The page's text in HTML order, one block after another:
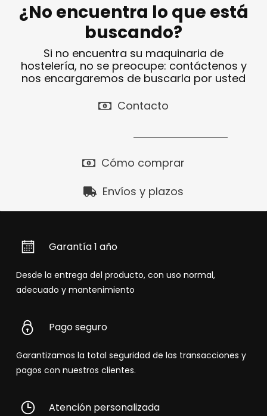
¿No encuentra lo que está
buscando?
Si no encuentra su maquinaria de
hostelería, no se preocupe: contáctenos y
nos encargaremos de buscarla por usted
Contacto
Cómo comprar
Envíos y plazos
Garantía 1 año
Desde la entrega del producto, con uso normal,
adecuado y mantenimiento
Pago seguro
Garantizamos la total seguridad de las transacciones y
pagos con nuestros clientes.
Atención personalizada